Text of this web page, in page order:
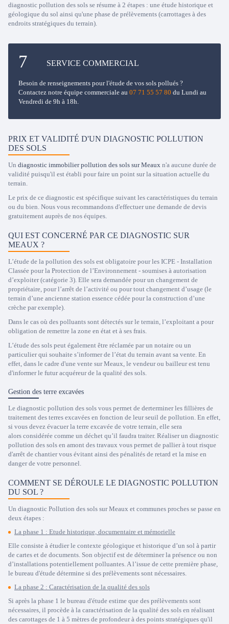
diagnostic pollution des sols se résume à 2 étapes : une étude historique et
géologique du sol ainsi qu'une phase de prélèvements (carrottages à des
endroits stratégiques du terrain).
SERVICE COMMERCIAL
Besoin de renseignements pour l'étude de vos sols pollués ?
Contactez notre équipe commerciale au 07 71 55 57 80 du Lundi au
Vendredi de 9h à 18h.
PRIX ET VALIDITÉ D'UN DIAGNOSTIC POLLUTION
DES SOLS
Un diagnostic immobilier pollution des sols sur Meaux n'a aucune durée de
validité puisqu'il est établi pour faire un point sur la situation actuelle du
terrain.
Le prix de ce diagnostic est spécifique suivant les caractéristiques du terrain
ou du bien. Nous vous recommandons d'effectuer une demande de devis
gratuitement auprès de nos équipes.
QUI EST CONCERNÉ PAR CE DIAGNOSTIC SUR
MEAUX ?
L’étude de la pollution des sols est obligatoire pour les ICPE - Installation
Classée pour la Protection de l’Environnement - soumises à autorisation
d’exploiter (catégorie 3). Elle sera demandée pour un changement de
propriétaire, pour l’arrêt de l’activité ou pour tout changement d’usage (le
terrain d’une ancienne station essence cédée pour la construction d’une
crèche par exemple).
Dans le cas où des polluants sont détectés sur le terrain, l’exploitant a pour
obligation de remettre la zone en état et à ses frais.
L’étude des sols peut également être réclamée par un notaire ou un
particulier qui souhaite s’informer de l’état du terrain avant sa vente. En
effet, dans le cadre d'une vente sur Meaux, le vendeur ou bailleur est tenu
d'informer le futur acquéreur de la qualité des sols.
Gestion des terre excavées
Le diagnostic pollution des sols vous permet de derterminer les fillières de
traitement des terres excavées en fonction de leur seuil de pollution. En effet,
si vous devez évacuer la terre excavée de votre terrain, elle sera
alors considérée comme un déchet qu’il faudra traiter. Réaliser un diagnostic
pollution des sols en amont des travaux vous permet de pallier à tout risque
d'arrêt de chantier vous évitant ainsi des pénalités de retard et la mise en
danger de votre personnel.
COMMENT SE DÉROULE LE DIAGNOSTIC POLLUTION
DU SOL ?
Un diagnostic Pollution des sols sur Meaux et communes proches se passe en
deux étapes :
La phase 1 : Etude historique, documentaire et mémorielle
Elle consiste à étudier le contexte géologique et historique d’un sol à partir
de cartes et de documents. Son objectif est de déterminer la présence ou non
d’installations potentiellement polluantes. A l’issue de cette première phase,
le bureau d'étude détermine si des prélèvements sont nécessaires.
La phase 2 : Caractérisation de la qualité des sols
Si après la phase 1 le bureau d'étude estime que des prélèvements sont
nécessaires, il procède à la caractérisation de la qualité des sols en réalisant
des carottages de 1 à 5 mètres de profondeur à des points stratégiques qu'il